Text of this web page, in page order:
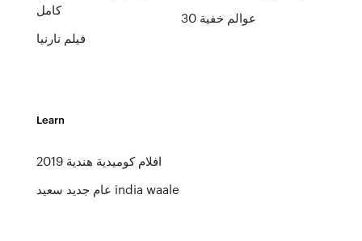
كامل
فيلم نارنيا
عوالم خفية 30
Learn
افلام كوميدية هندية 2019
عام جديد سعيد india waale